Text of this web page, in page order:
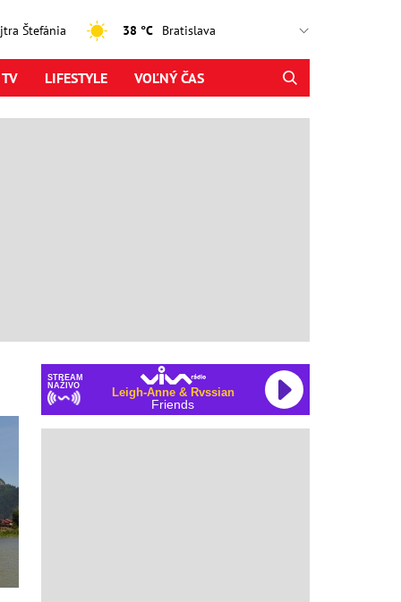
Štefánia 38 °C
LIFESTYLE VOĽNÝ ČAS
STREAM
NAŽIVO
Leigh-Anne & Rvssian
Friends